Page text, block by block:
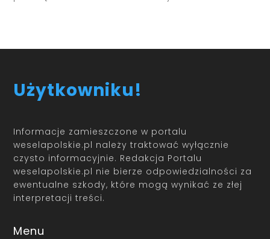
Użytkowniku!
Informacje zamieszczone w portalu
weselapolskie.pl należy traktować wyłącznie
czysto informacyjnie. Redakcja Portalu
weselapolskie.pl nie bierze odpowiedzialności za
ewentualne szkody, które mogą wynikać ze złej
interpretacji treści.
Menu